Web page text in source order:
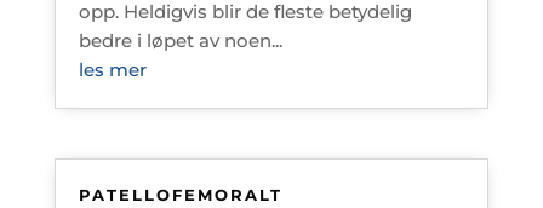
opp. Heldigvis blir de fleste betydelig
bedre i løpet av noen...
les mer
PATELLOFEMORALT